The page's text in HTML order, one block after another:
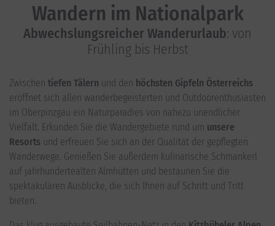
Wandern im Nationalpark
Abwechslungsreicher Wanderurlaub: von
Frühling bis Herbst
Zwischen tiefen Tälern und den höchsten Gipfeln Österreichs
eröffnet sich allen wanderbegeisterten und Outdoorenthusiasten
im Oberpinzgau ein Naturparadies von nahezu unendlicher
Vielfalt. Erkunden Sie die Wandergebiete rund um unsere
Resorts und erfreuen Sie sich an der Qualität der gepflegten
Wanderwege. Genießen Sie außerdem kulinarische Schmankerl
auf jahrhundertealten Almhütten und bestaunen Sie die
spektakulären Ausblicke, die sich Ihnen auf Schritt und Tritt
bieten.